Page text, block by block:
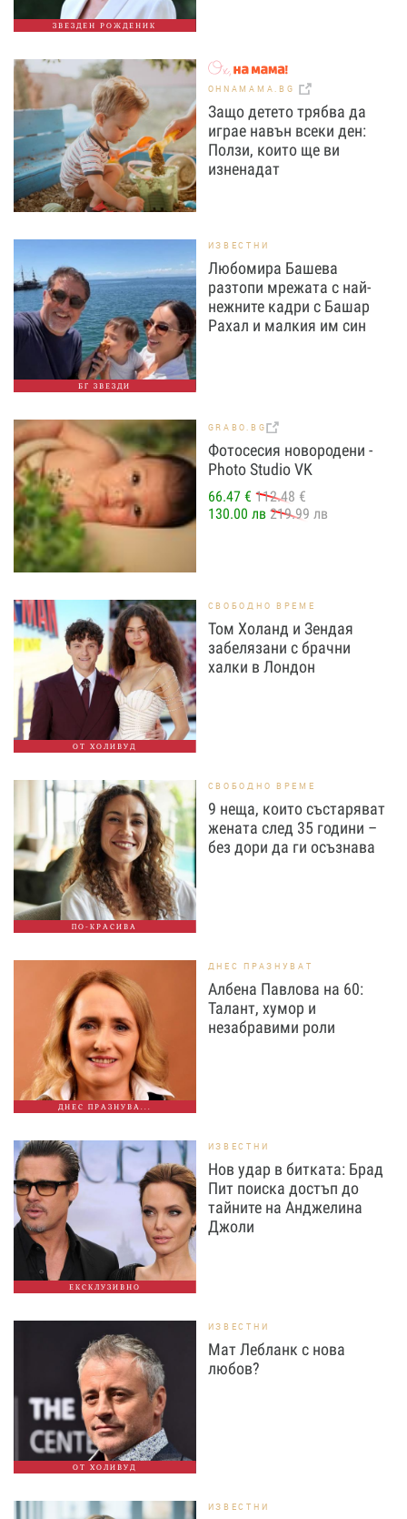
ЗВЕЗДЕН РОЖДЕНИК
OHNAMAMA.BG
Защо детето трябва да
играе навън всеки ден:
Ползи, които ще ви
изненадат
БГ ЗВЕЗДИ
ИЗВЕСТНИ
Любомира Башева
разтопи мрежата с най-
нежните кадри с Башар
Рахал и малкия им син
GRABO.BG
Фотосесия новородени -
Photo Studio VK
66.47 € 112.48 €
130.00 лв 219.99 лв
ОТ ХОЛИВУД
СВОБОДНО ВРЕМЕ
Том Холанд и Зендая
забелязани с брачни
халки в Лондон
ПО-КРАСИВА
СВОБОДНО ВРЕМЕ
9 неща, които състаряват
жената след 35 години –
без дори да ги осъзнава
ДНЕС ПРАЗНУВА...
ДНЕС ПРАЗНУВАТ
Албена Павлова на 60:
Талант, хумор и
незабравими роли
ЕКСКЛУЗИВНО
ИЗВЕСТНИ
Нов удар в битката: Брад
Пит поиска достъп до
тайните на Анджелина
Джоли
ОТ ХОЛИВУД
ИЗВЕСТНИ
Мат Лебланк с нова
любов?
ИЗВЕСТНИ